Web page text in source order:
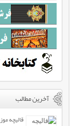
آخرین مطالب
قالیچه